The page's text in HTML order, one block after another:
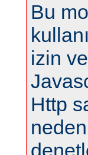
Bu
izin
Http